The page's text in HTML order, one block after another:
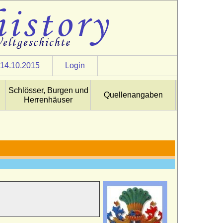
14.10.2015 Login
Schlösser, Burgen und
Herrenhäuser
Quellenangaben